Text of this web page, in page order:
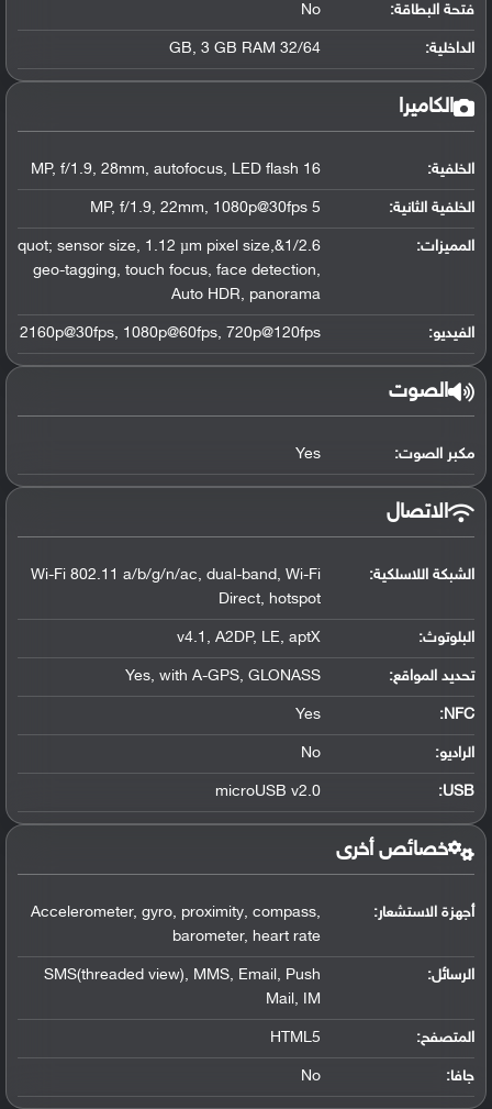
فتحة البطاقة: No
الداخلية: 32/64 GB, 3 GB RAM
الكاميرا
الخلفية: 16 MP, f/1.9, 28mm, autofocus, LED flash
الخلفية الثانية: 5 MP, f/1.9, 22mm, 1080p@30fps
المميزات:
1/2.6&quot; sensor size, 1.12 µm pixel size,
geo-tagging, touch focus, face detection,
Auto HDR, panorama
الفيديو: 2160p@30fps, 1080p@60fps, 720p@120fps
الصوت
مكبر الصوت: Yes
الاتصال
الشبكة اللاسلكية:
Wi-Fi 802.11 a/b/g/n/ac, dual-band, Wi-Fi
Direct, hotspot
البلوتوث:
v4.1, A2DP, LE, aptX
تحديد المواقع:
Yes, with A-GPS, GLONASS
NFC
:
Yes
الراديو: No
USB
:
microUSB v2.0
خصائص أخرى
أجهزة الاستشعار:
Accelerometer, gyro, proximity, compass,
barometer, heart rate
الرسائل:
SMS(threaded view), MMS, Email, Push
Mail, IM
المتصفح: HTML5
جافا: No